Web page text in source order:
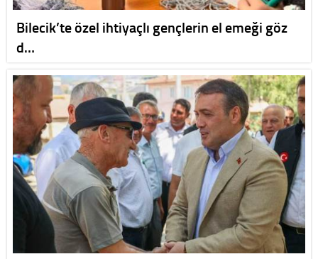
Bilecik’te özel ihtiyaçlı gençlerin el emeği göz
d…